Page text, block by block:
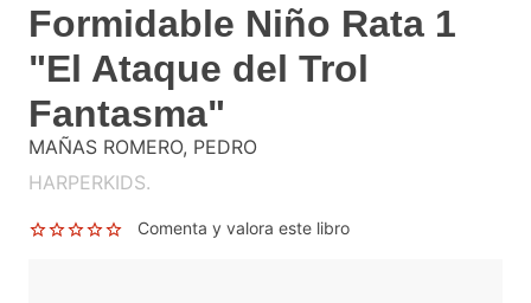
Formidable Niño Rata 1
"El Ataque del Trol
Fantasma"
MAÑAS ROMERO, PEDRO
HARPERKIDS.
Comenta y valora este libro